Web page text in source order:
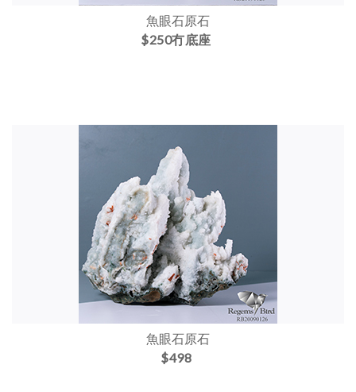
魚眼石原石
$250冇底座
魚眼石原石
$498